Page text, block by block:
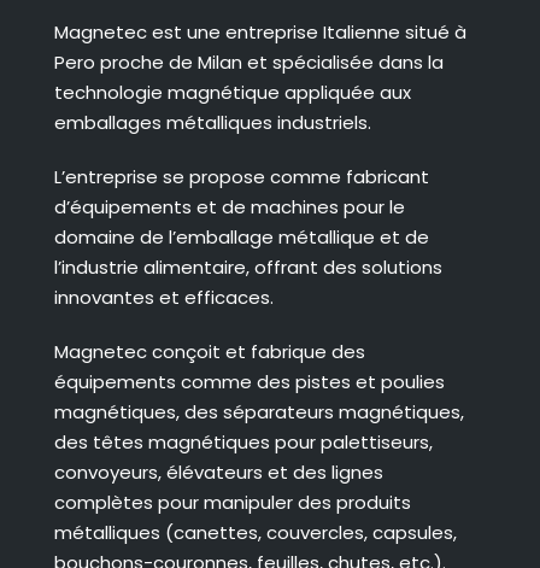
Magnetec est une entreprise Italienne situé à
Pero proche de Milan et spécialisée dans la
technologie magnétique appliquée aux
emballages métalliques industriels.
L’entreprise se propose comme fabricant
d’équipements et de machines pour le
domaine de l’emballage métallique et de
l’industrie alimentaire, offrant des solutions
innovantes et efficaces.
Magnetec conçoit et fabrique des
équipements comme des pistes et poulies
magnétiques, des séparateurs magnétiques,
des têtes magnétiques pour palettiseurs,
convoyeurs, élévateurs et des lignes
complètes pour manipuler des produits
métalliques (canettes, couvercles, capsules,
bouchons-couronnes, feuilles, chutes, etc.).